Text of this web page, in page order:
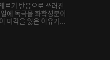
르기 반응으로 쓰러진
에 독극물 화학성분이
미각을 잃은 이유가...